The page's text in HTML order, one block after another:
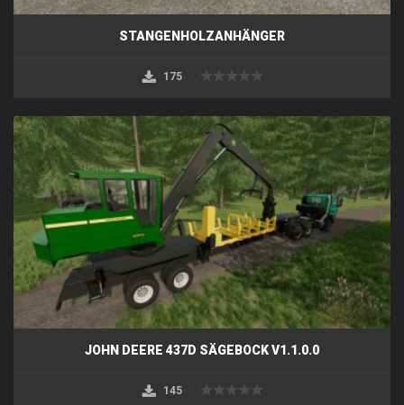
STANGENHOLZANHÄNGER
175
JOHN DEERE 437D SÄGEBOCK V1.1.0.0
145